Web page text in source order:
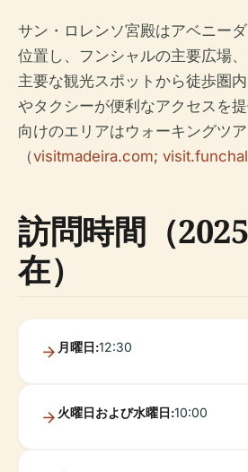
サン・ロレンソ宮殿はアベニー
位置し、フンシャルの主要広場
主要な観光スポットから徒歩圏
やタクシーが便利なアクセスを
向けのエリアはウォーキングツ
（visitmadeira.com;
訪問時間（
在）
月曜日:12:30
火曜日および水曜日:10:00